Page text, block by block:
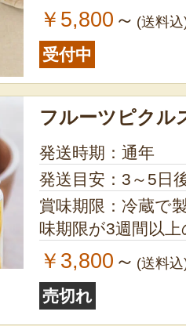
￥5,800 ～ (送料
受付中
フルーツピクル
発送時期：通年
発送目安：3～5日
賞味期限：冷蔵で製
味期限が3週間以
￥3,800 ～ (送料
売切れ